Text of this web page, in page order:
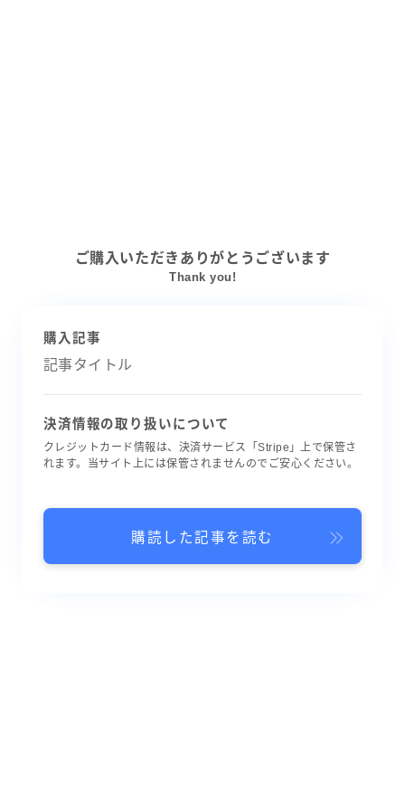
ご購入いただきありがとうございます
Thank you!
購入記事
記事タイトル
決済情報の取り扱いについて
クレジットカード情報は、決済サービス「Stripe」上で保管さ
れます。当サイト上には保管されませんのでご安心ください。
購読した記事を読む